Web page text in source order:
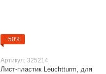
−50%
Артикул: 325214
Лист-пластик Leuchtturm, для